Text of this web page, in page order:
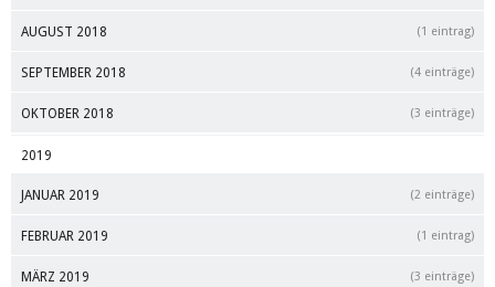
AUGUST 2018 (1 eintrag)
SEPTEMBER 2018 (4 einträge)
OKTOBER 2018 (3 einträge)
2019
JANUAR 2019 (2 einträge)
FEBRUAR 2019 (1 eintrag)
MÄRZ 2019 (3 einträge)